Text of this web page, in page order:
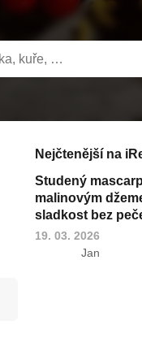
Nejčtenější na
Studený
malinovým
sladkost bez
19. 03. 2026
Jan